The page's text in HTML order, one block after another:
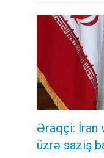
Əraqçi: İran
üzrə saziş